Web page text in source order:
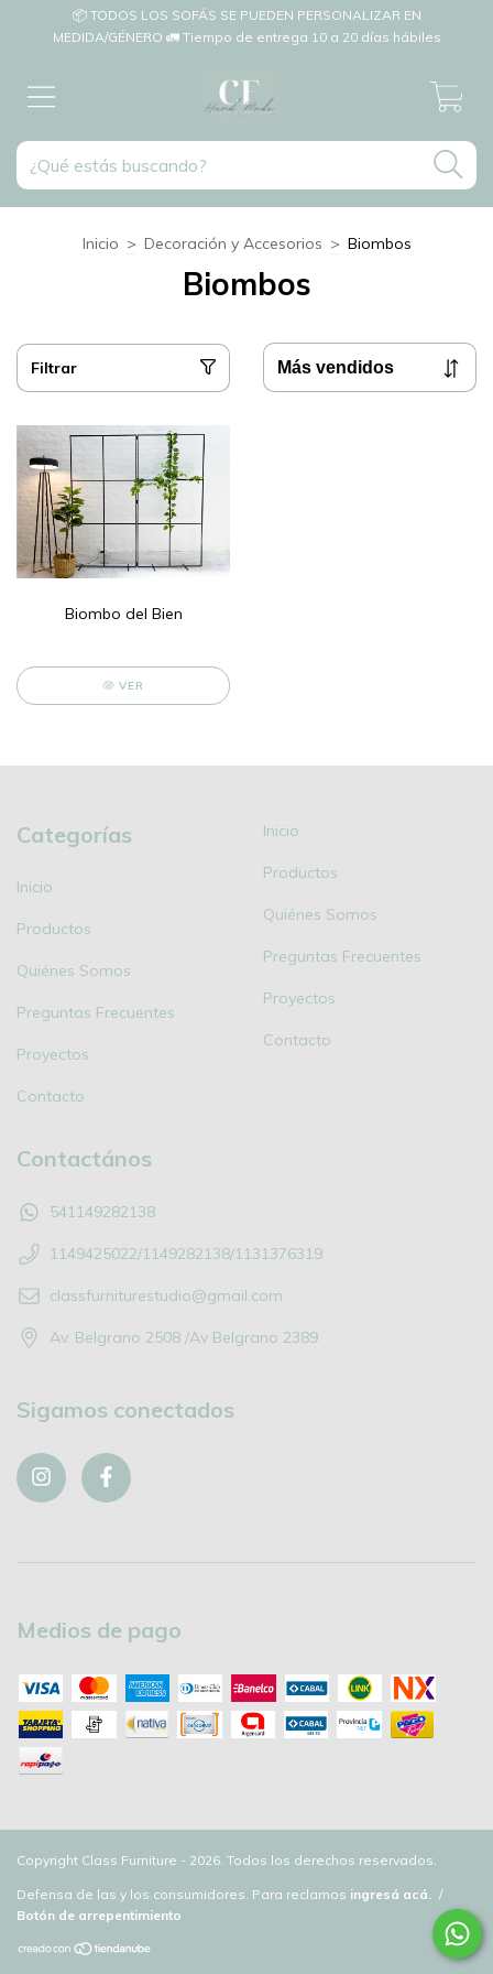
📦 TODOS LOS SOFÁS SE PUEDEN PERSONALIZAR EN
MEDIDA/GÉNERO 🚛 Tiempo de entrega 10 a 20 días hábiles
Inicio > Decoración y Accesorios > Biombos
Biombos
Filtrar
Biombo del Bien
VER
Categorías
Inicio
Productos
Quiénes Somos
Preguntas Frecuentes
Proyectos
Contacto
Inicio
Productos
Quiénes Somos
Preguntas Frecuentes
Proyectos
Contacto
Contactános
541149282138
1149425022/1149282138/1131376319
classfurniturestudio@gmail.com
Av. Belgrano 2508 /Av Belgrano 2389
Sigamos conectados
Medios de pago
Copyright Class Furniture - 2026. Todos los derechos reservados.
Defensa de las y los consumidores. Para reclamos ingresá acá. /
Botón de arrepentimiento